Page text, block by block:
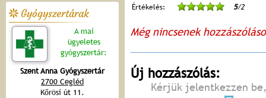
Gyógyszertárak
A mai
ügyeletes
gyógyszertár:
Szent Anna Gyógyszertár
2700 Cegléd
Kőrösi út 11.
Értékelés: 5/2
Még nincsenek
Új hozzászólás:
Kérjük jelentkezzen